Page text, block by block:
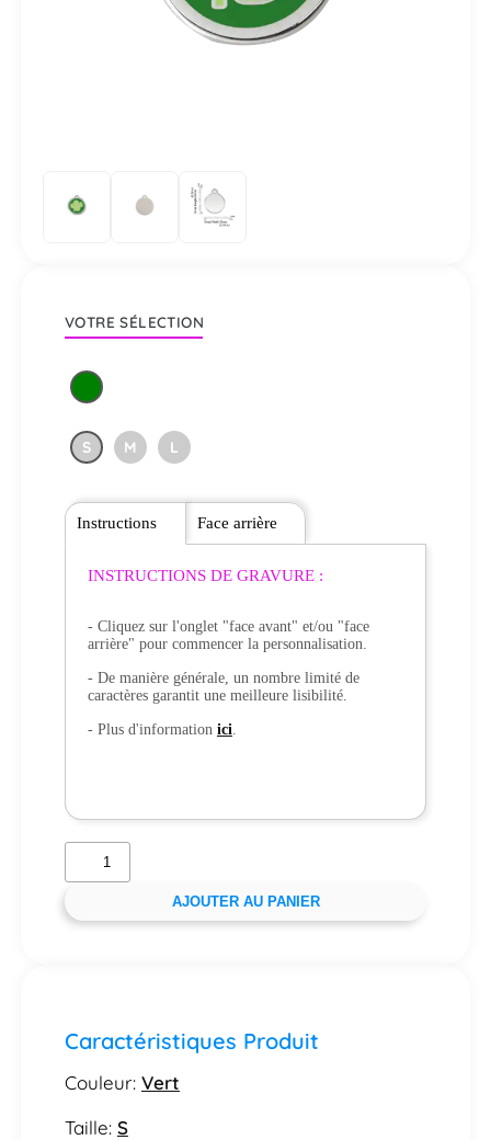
VOTRE SÉLECTION
S M L
Instructions
INSTRUCTIONS DE GRAVURE :
- Cliquez sur l'onglet "face avant" et/ou "face
arrière" pour commencer la personnalisation.
- De manière générale, un nombre limité de
caractères garantit une meilleure lisibilité.
- Plus d'information ici.
Face arrière
AJOUTER AU PANIER
Caractéristiques Produit
Couleur: Vert
Taille: S